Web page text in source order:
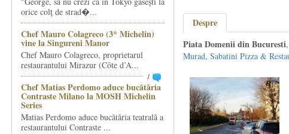
orice colț de strad�...
Chef Mauro Colagreco (3* Michelin)
vine la Singureni Manor
Chef Mauro Colagreco, proprietarul
restaurantului Mirazur (Côte d’A...
1
Chef Matias Perdomo aduce bucătăria
Contraste Milano la MOSH Michelin
Series
Matias Perdomo aduce bucătăria teatrală a
restaurantului Contraste ...
Despre
Piata Domenii din Bucuresti
Murad, Sabatini Pizza &